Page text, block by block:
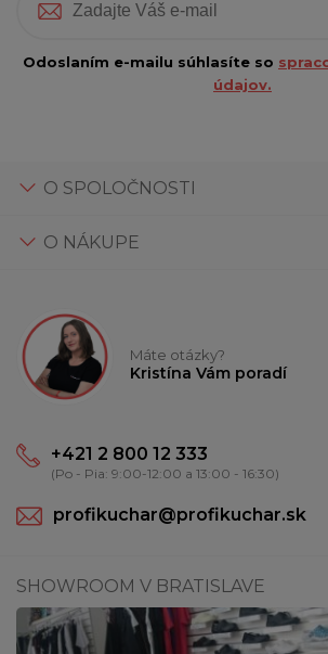
Odoslaním e-mailu súhlasíte so
údajov.
O SPOLOČNOSTI
O NÁKUPE
Máte otázky?
Kristína Vám poradí
+421 2 800 12 333
(Po - Pia: 9:00-12:00 a 13:00 - 16:30)
profikuchar@profikuchar.sk
SHOWROOM V BRATISLAVE